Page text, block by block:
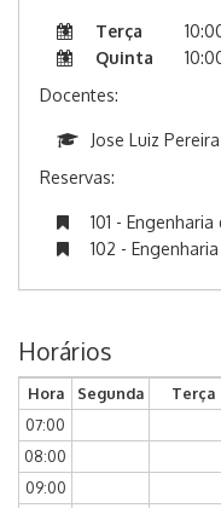
Terça
Quinta
Docentes:
Jose Luiz
Reservas:
101 -
102 -
Horários
Hora Segunda Terça
07:00
08:00
09:00